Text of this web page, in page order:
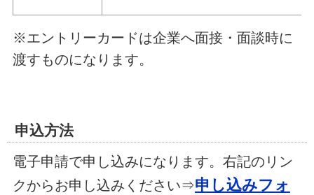
※エントリーカードは企業へ面接・面談時に
渡すものになります。
申込方法
電子申請で申し込みになります。右記のリン
クからお申し込みください⇒申し込みフォ